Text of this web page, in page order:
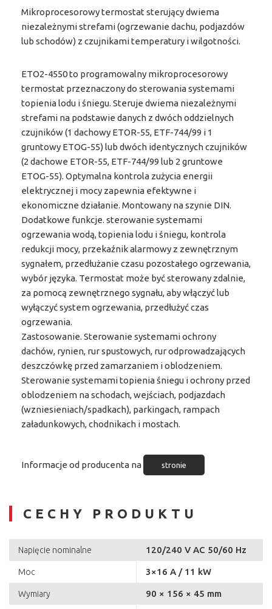
Mikroprocesorowy termostat sterujący dwiema
niezależnymi strefami (ogrzewanie dachu, podjazdów
lub schodów) z czujnikami temperatury i wilgotności.
ETO2-4550 to programowalny mikroprocesorowy
termostat przeznaczony do sterowania systemami
topienia lodu i śniegu. Steruje dwiema niezależnymi
strefami na podstawie danych z dwóch oddzielnych
czujników (1 dachowy ETOR-55, ETF-744/99 i 1
gruntowy ETOG-55) lub dwóch identycznych czujników
(2 dachowe ETOR-55, ETF-744/99 lub 2 gruntowe
ETOG-55). Optymalna kontrola zużycia energii
elektrycznej i mocy zapewnia efektywne i
ekonomiczne działanie. Montowany na szynie DIN.
Dodatkowe funkcje. sterowanie systemami
ogrzewania wodą, topienia lodu i śniegu, kontrola
redukcji mocy, przekaźnik alarmowy z zewnętrznym
sygnałem, przedłużanie czasu pozostałego ogrzewania,
wybór języka. Termostat może być sterowany zdalnie,
za pomocą zewnętrznego sygnału, aby włączyć lub
wyłączyć system ogrzewania, przedłużyć czas
ogrzewania.
Zastosowanie. Sterowanie systemami ochrony
dachów, rynien, rur spustowych, rur odprowadzających
deszczówkę przed zamarzaniem i oblodzeniem.
Sterowanie systemami topienia śniegu i ochrony przed
oblodzeniem na schodach, wejściach, podjazdach
(wzniesieniach/spadkach), parkingach, rampach
załadunkowych, chodnikach i mostach.
Informacje od producenta na stronie
CECHY PRODUKTU
Napięcie nominalne 120/240 V AC 50/60 Hz
Moc 3×16 A / 11 kW
Wymiary 90 × 156 × 45 mm